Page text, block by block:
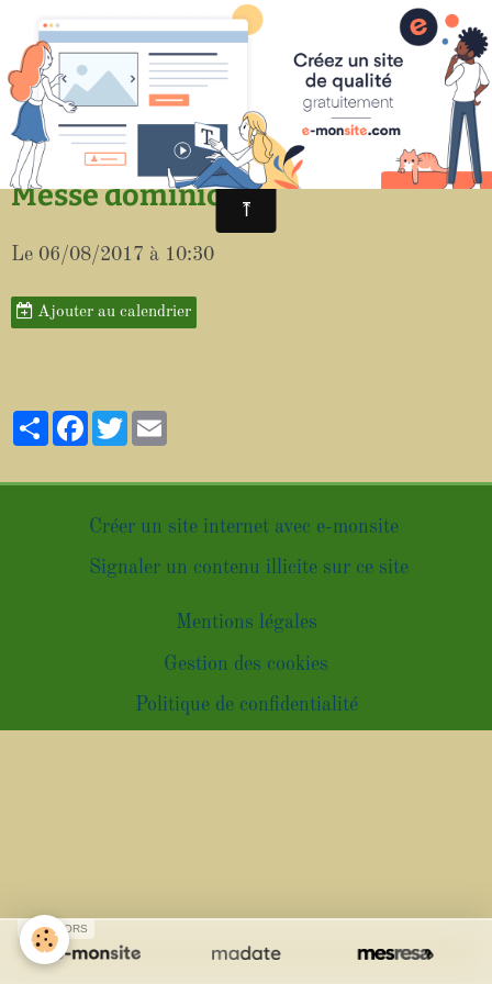
Paroisse de Saint-Aigulin
Messe dominicale
Le 06/08/2017 à 10:30
Ajouter au calendrier
PartagerFacebook
Twitter
Créer un site internet avec e-monsite
Signaler un contenu illicite sur ce site
Mentions légales
Gestion des cookies
Politique de confidentialité
SPONSORS